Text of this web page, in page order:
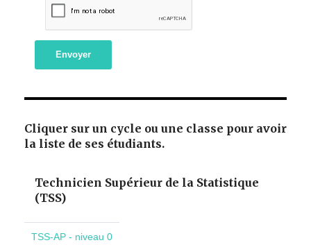
Envoyer
Cliquer sur un cycle ou une classe pour avoir
la liste de ses étudiants.
Technicien Supérieur de la Statistique
(TSS)
TSS-AP - niveau 0